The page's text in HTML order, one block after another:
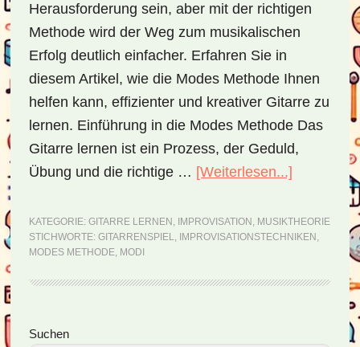
Herausforderung sein, aber mit der richtigen
Methode wird der Weg zum musikalischen
Erfolg deutlich einfacher. Erfahren Sie in
diesem Artikel, wie die Modes Methode Ihnen
helfen kann, effizienter und kreativer Gitarre zu
lernen. Einführung in die Modes Methode Das
Gitarre lernen ist ein Prozess, der Geduld,
Übung und die richtige … [Weiterlesen...]
–
ein
Ansatz
KATEGORIE: GITARRE LERNEN , IMPROVISATION , MUSIKTHEORIE
STICHWORTE: GITARRENSPIEL, IMPROVISATIONSTECHNIKEN ,
MODES METHODE, MODI
Seitenspalte
Suchen